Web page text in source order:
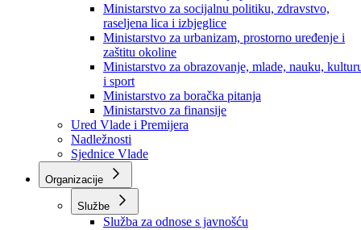
Ministarstvo za privredu
Ministarstvo za pravosuđe, upravu i radne odnose
Ministarstvo za unutrašnje poslove
Ministarstvo za socijalnu politiku, zdravstvo,
raseljena lica i izbjeglice
Ministarstvo za urbanizam, prostorno uređenje i
zaštitu okoline
Ministarstvo za obrazovanje, mlade, nauku,
i sport
Ministarstvo za boračka pitanja
Ministarstvo za finansije
Ured Vlade i Premijera
Nadležnosti
Sjednice Vlade
Organizacije